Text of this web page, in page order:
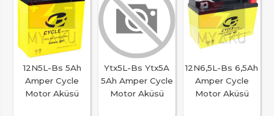
12N5L-Bs 5Ah
Amper Cycle
Motor Aküsü
Ytx5L-Bs Ytx5A
5Ah Amper Cycle
Motor Aküsü
12N6,5L-Bs 6,5Ah
Amper Cycle
Motor Aküsü